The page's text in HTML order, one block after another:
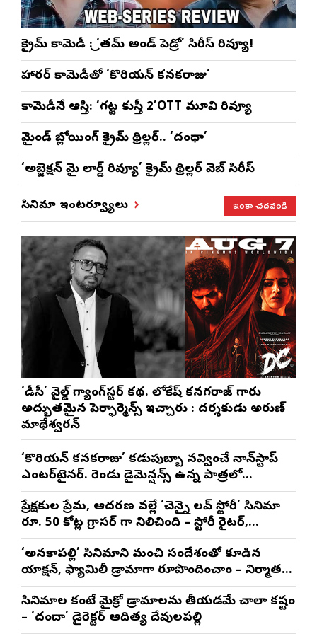
క్రైమ్ కామెడీ : ‘ప్రీతమ్ అండ్ పెడ్రో’ సిరీస్ రివ్యూ!
హారర్ కామెడీతో ‘కొరియన్ కనకరాజు’
కామెడీనే ఆస్తి: ‘గట్ట కుస్తీ 2’OTT మూవి రివ్యూ
మైండ్ బ్లోయింగ్ క్రైమ్ థ్రిల్లర్.. ‘దంధా’
‘అబ్జెక్ష‌న్ మై లార్డ్ రివ్యూ’ క్రైమ్ థ్రిల్ల‌ర్ వెబ్ సిరీస్
సినిమా ఇంటర్వ్యూలు ఇంకా చదవండి
‘డీసీ’ వైల్డ్ గ్యాంగ్‌స్టర్ కథ. లోకేష్ కనగరాజ్ గారు
అద్భుతమైన పెర్ఫార్మెన్స్ ఇచ్చారు : దర్శకుడు అరుణ్
మాథేశ్వరన్
‘కొరియన్ కనకరాజు’ కడుపుబ్బా నవ్వించే నాన్‌స్టాప్
ఎంటర్‌టైనర్. రెండు డైమెన్షన్స్ ఉన్న పాత్రలో
నటించడం చాలా సంతృప్తినిచ్చింది : వరుణ్ తేజ్
ప్రేక్షకుల ప్రేమ, ఆదరణ వల్లే ‘చెన్నై లవ్ స్టోరీ’ సినిమా
రూ. 50 కోట్ల గ్రాసర్ గా నిలిచింది – స్టోరీ రైటర్,
ప్రొడ్యూసర్ సాయి రాజేష్
‘అనకాపల్లి’ సినిమాని మంచి సందేశంతో కూడిన
యాక్షన్, ఫ్యామిలీ డ్రామాగా రూపొందించాం – నిర్మాతలు
త్రినాథరావు నక్కిన, కాండ్రేగుల నాయుడు
సినిమాల కంటే మైక్రో డ్రామాలను తీయడమే చాలా కష్టం
– ‘దందా’ డైరెక్ట‌ర్ ఆదిత్య దేవులపల్లి